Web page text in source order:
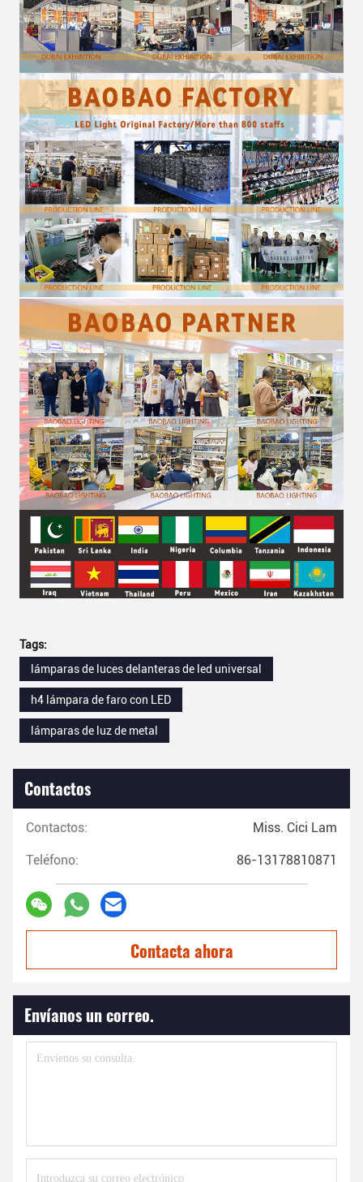
Tags:
lámparas de luces delanteras de led universal
h4 lámpara de faro con LED
lámparas de luz de metal
Contactos
Contactos: Miss. Cici Lam
Teléfono: 86-13178810871
Contacta ahora
Envíanos un correo.